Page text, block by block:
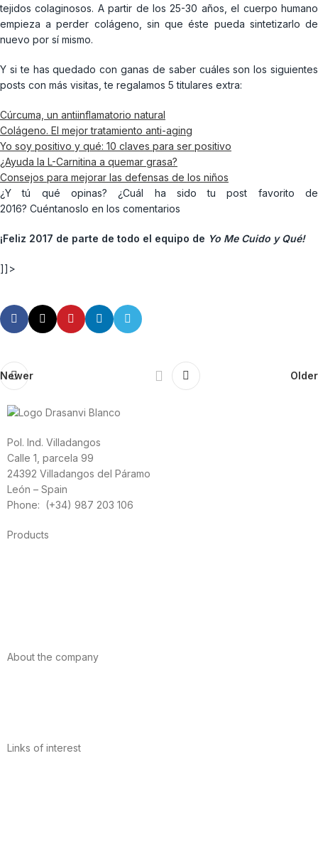
tejidos colaginosos. A partir de los 25-30 años, el cuerpo humano
empieza a perder colágeno, sin que éste pueda sintetizarlo de
nuevo por sí mismo.
Y si te has quedado con ganas de saber cuáles son los siguientes
posts con más visitas, te regalamos 5 titulares extra:
Cúrcuma, un antiinflamatorio natural
Colágeno. El mejor tratamiento anti-aging
Yo soy positivo y qué: 10 claves para ser positivo
¿Ayuda la L-Carnitina a quemar grasa?
Consejos para mejorar las defensas de los niños
¿Y tú qué opinas? ¿Cuál ha sido tu post favorito de
2016? Cuéntanoslo en los comentarios
¡Feliz 2017 de parte de todo el equipo de Yo Me Cuido y Qué!
]]>
Newer Older
Pol. Ind. Villadangos
Calle 1, parcela 99
24392 Villadangos del Páramo
León – Spain
Phone: (+34) 987 203 106
Products
About the company
Links of interest